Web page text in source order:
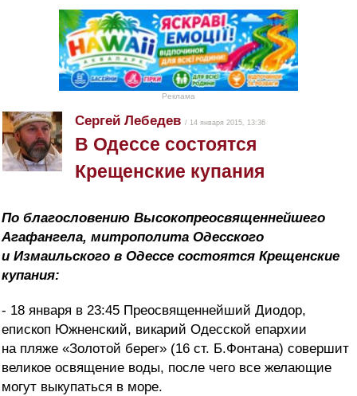
Реклама
Сергей Лебедев / 14 января 2015, 13:36
В Одессе состоятся
Крещенские купания
По благословению Высокопреосвященнейшего
Агафангела, митрополита Одесского
и Измаильского в Одессе состоятся Крещенские
купания:
- 18 января в 23:45 Преосвященнейший Диодор,
епископ Южненский, викарий Одесской епархии
на пляже «Золотой берег» (16 ст. Б.Фонтана) совершит
великое освящение воды, после чего все желающие
могут выкупаться в море.